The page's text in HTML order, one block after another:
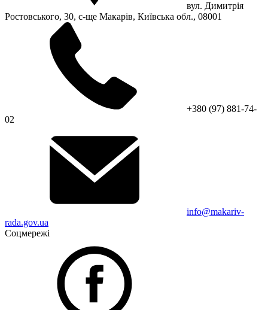
вул. Димитрія
Ростовського, 30, с-ще Макарів, Київська обл., 08001
+380 (97) 881-74-
02
info@makariv-
rada.gov.ua
Соцмережі